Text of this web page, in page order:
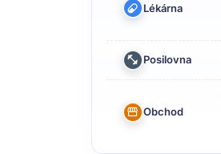
Lékárna
Posilovna
Obchod